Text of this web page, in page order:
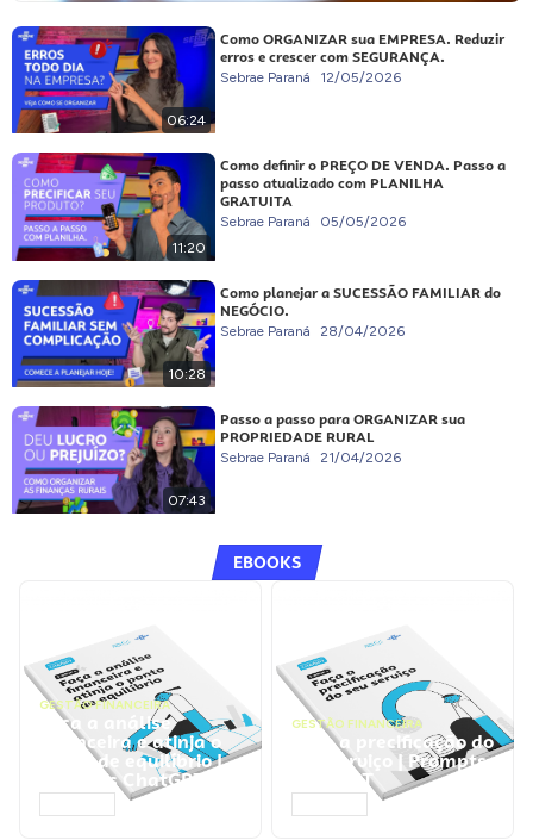
06:24
Como ORGANIZAR sua EMPRESA. Reduzir
erros e crescer com SEGURANÇA.
Sebrae Paraná 12/05/2026
11:20
Como definir o PREÇO DE VENDA. Passo a
passo atualizado com PLANILHA
GRATUITA
Sebrae Paraná 05/05/2026
10:28
Como planejar a SUCESSÃO FAMILIAR do
NEGÓCIO.
Sebrae Paraná 28/04/2026
07:43
Passo a passo para ORGANIZAR sua
PROPRIEDADE RURAL
Sebrae Paraná 21/04/2026
EBOOKS
GESTÃO FINANCEIRA
Faça a análise
financeira e atinja o
ponto de equilíbrio |
Prompts ChatGPT
GESTÃO FINANCEIRA
Faça a precificação do
seu serviço | Prompts
ChatGPT